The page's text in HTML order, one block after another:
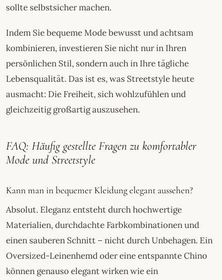
sollte selbstsicher machen.
Indem Sie bequeme Mode bewusst und achtsam
kombinieren, investieren Sie nicht nur in Ihren
persönlichen Stil, sondern auch in Ihre tägliche
Lebensqualität. Das ist es, was Streetstyle heute
ausmacht: Die Freiheit, sich wohlzufühlen und
gleichzeitig großartig auszusehen.
FAQ: Häufig gestellte Fragen zu komfortabler
Mode und Streetstyle
Kann man in bequemer Kleidung elegant aussehen?
Absolut. Eleganz entsteht durch hochwertige
Materialien, durchdachte Farbkombinationen und
einen sauberen Schnitt – nicht durch Unbehagen. Ein
Oversized-Leinenhemd oder eine entspannte Chino
können genauso elegant wirken wie ein